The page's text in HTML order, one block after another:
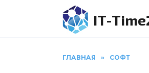
IT-
ГЛАВНАЯ » СОФТ